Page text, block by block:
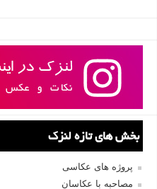
بخش های تازه لنزک
پروژه های عکاسی
مصاحبه با عکاسان